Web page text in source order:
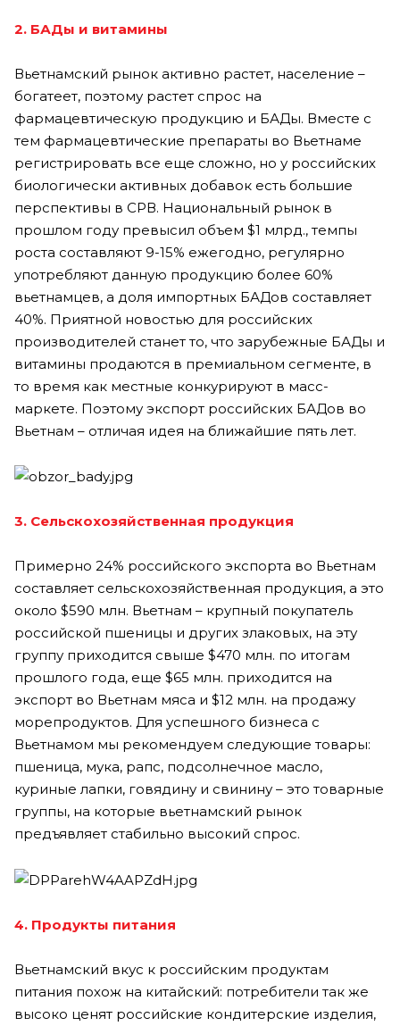
2. БАДы и витамины
Вьетнамский рынок активно растет, население –
богатеет, поэтому растет спрос на
фармацевтическую продукцию и БАДы. Вместе с
тем фармацевтические препараты во Вьетнаме
регистрировать все еще сложно, но у российских
биологически активных добавок есть большие
перспективы в СРВ. Национальный рынок в
прошлом году превысил объем $1 млрд., темпы
роста составляют 9-15% ежегодно, регулярно
употребляют данную продукцию более 60%
вьетнамцев, а доля импортных БАДов составляет
40%. Приятной новостью для российских
производителей станет то, что зарубежные БАДы и
витамины продаются в премиальном сегменте, в
то время как местные конкурируют в масс-
маркете. Поэтому экспорт российских БАДов во
Вьетнам – отличая идея на ближайшие пять лет.
3. Сельскохозяйственная продукция
Примерно 24% российского экспорта во Вьетнам
составляет сельскохозяйственная продукция, а это
около $590 млн. Вьетнам – крупный покупатель
российской пшеницы и других злаковых, на эту
группу приходится свыше $470 млн. по итогам
прошлого года, еще $65 млн. приходится на
экспорт во Вьетнам мяса и $12 млн. на продажу
морепродуктов. Для успешного бизнеса с
Вьетнамом мы рекомендуем следующие товары:
пшеница, мука, рапс, подсолнечное масло,
куриные лапки, говядину и свинину – это товарные
группы, на которые вьетнамский рынок
предъявляет стабильно высокий спрос.
4. Продукты питания
Вьетнамский вкус к российским продуктам
питания похож на китайский: потребители так же
высоко ценят российские кондитерские изделия,